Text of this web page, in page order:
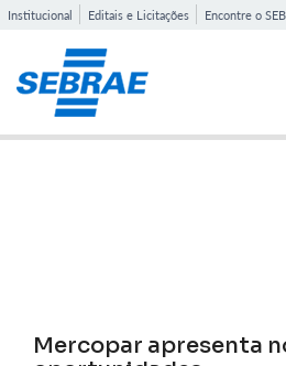
Institucional Editais e Licitações Encontre o
Mercopar apresenta